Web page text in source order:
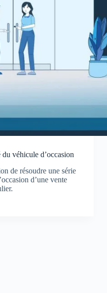
véhicule d’occasion
de résoudre une série
d’une vente